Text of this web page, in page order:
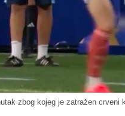
zbog kojeg je zatražen crveni